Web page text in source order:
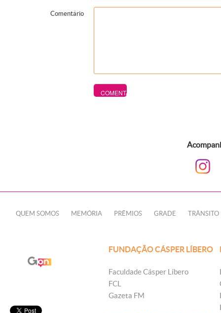
Comentário
QUEM SOMOS MEMÓRIA PRÊMIOS GRADE TRÂNSITO
FUNDAÇÃO CÁSPER LÍBERO
Faculdade Cásper Líbero
FCL
Gazeta FM